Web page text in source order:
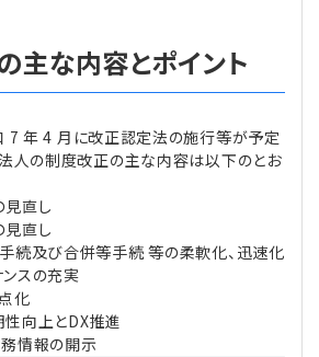
な内容とポイント
7 年 4 月に改正認定法の施行等が予定
人の制度改正の主な内容は以下のとお
直し
直し
及び合併等手続 等の柔軟化、迅速化
スの充実
化
向上とDX推進
情報の開示